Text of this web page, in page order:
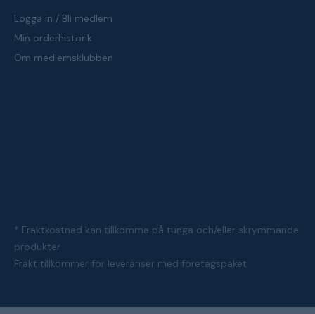
Logga in / Bli medlem
Min orderhistorik
Om medlemsklubben
* Fraktkostnad kan tillkomma på tunga och/eller skrymmande
produkter
Frakt tillkommer för leveranser med företagspaket